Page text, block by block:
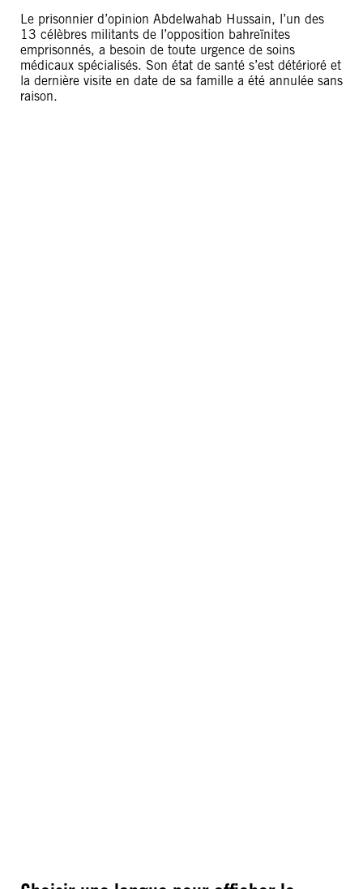
Le prisonnier d’opinion Abdelwahab Hussain, l’un des
13 célèbres militants de l’opposition bahreïnites
emprisonnés, a besoin de toute urgence de soins
médicaux spécialisés. Son état de santé s’est détérioré et
la dernière visite en date de sa famille a été annulée sans
raison.